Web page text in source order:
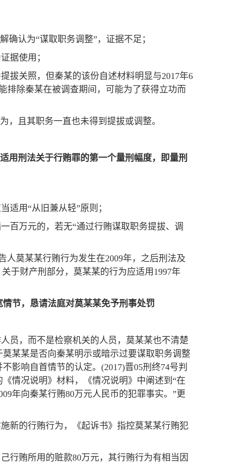
认为“谋取职务调整”，证据不足；
据使用；
拔关照，但秦某的该份自述材料明显与2017年6
排除秦某在被调查期间，可能为了获得立功而
，且其职务一直也未得到提拔或调整。
用刑法关于行贿罪的第一个量刑幅度，即量刑
适用“从旧兼从轻”原则；
百万元的，若无“通过行贿谋取职务提拔、调
莫某某行贿行为发生在2009年，之后刑法及
于财产刑部分，莫某某的行为应适用1997年
节，恳请法庭对莫某某免予刑事处罚
员，而不是检察机关的人员，莫某某也不清楚
某某是否向秦某明示或暗示过要谋取职务调整
影响自首情节的认定。(2017)晋05刑终74号判
情况说明》材料，《情况说明》中阐述到“在
年向秦某行贿80万元人民币的犯罪事实。”更
新的行贿行为，《起诉书》指控莫某某行贿犯
行贿所用的赃款80万元，其行贿行为有相当因